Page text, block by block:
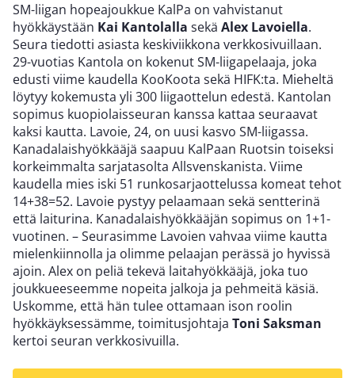
SM-liigan hopeajoukkue KalPa on vahvistanut
hyökkäystään Kai Kantolalla sekä Alex Lavoiella.
Seura tiedotti asiasta keskiviikkona verkkosivuillaan.
29-vuotias Kantola on kokenut SM-liigapelaaja, joka
edusti viime kaudella KooKoota sekä HIFK:ta. Mieheltä
löytyy kokemusta yli 300 liigaottelun edestä. Kantolan
sopimus kuopiolaisseuran kanssa kattaa seuraavat
kaksi kautta. Lavoie, 24, on uusi kasvo SM-liigassa.
Kanadalaishyökkääjä saapuu KalPaan Ruotsin toiseksi
korkeimmalta sarjatasolta Allsvenskanista. Viime
kaudella mies iski 51 runkosarjaottelussa komeat tehot
14+38=52. Lavoie pystyy pelaamaan sekä sentterinä
että laiturina. Kanadalaishyökkääjän sopimus on 1+1-
vuotinen. – Seurasimme Lavoien vahvaa viime kautta
mielenkiinnolla ja olimme pelaajan perässä jo hyvissä
ajoin. Alex on peliä tekevä laitahyökkääjä, joka tuo
joukkueeseemme nopeita jalkoja ja pehmeitä käsiä.
Uskomme, että hän tulee ottamaan ison roolin
hyökkäyksessämme, toimitusjohtaja Toni Saksman
kertoi seuran verkkosivuilla.